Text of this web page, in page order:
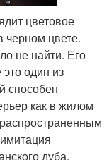
цветовое
цвете.
не найти. Его
один из
способен
как в жилом
дуба,